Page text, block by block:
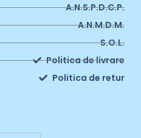
A.N.S.P.D.C.P.
A.N.M.D.M.
S.O.L.
Politica de livrare
Politica de retur